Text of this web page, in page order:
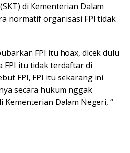
di Kementerian Dalam
normatif organisasi FPI tidak
FPI itu hoax, dicek dulu
FPI itu tidak terdaftar di
FPI, FPI itu sekarang ini
secara hukum nggak
Kementerian Dalam Negeri, “